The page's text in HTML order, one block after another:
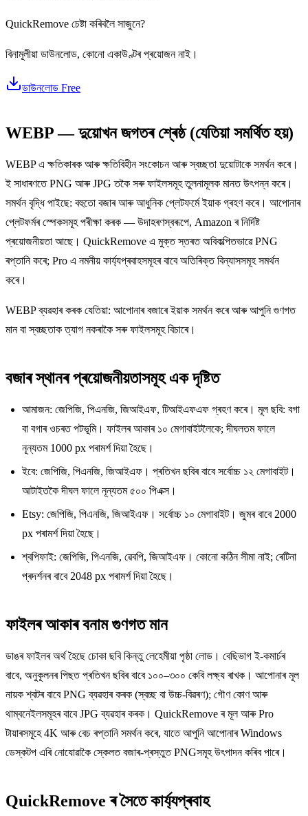
QuickRemove চেষ্টা কৰিবলৈ সাজুনে?
বিনামূলীয়া ডাউনলোড, কোনো একাউণ্টৰ প্ৰয়োজন নাই।
ডাউনলোড Free
WEBP — দুয়োখন জগতৰ শ্ৰেষ্ঠ (যেতিয়া সমৰ্থিত হয়)
WEBP এ ক্ষতিকাৰক আৰু ক্ষতিবিহীন সংকোচন আৰু স্বচ্ছতা দুয়োটাকে সমৰ্থন কৰে।
ই সাধাৰণতে PNG আৰু JPG তকৈ সৰু ফাইলসমূহ তুলনামূলক মানত উৎপন্ন কৰে।
সমৰ্থন বৃদ্ধি পাইছে: বহুতো বজাৰ আৰু আধুনিক প্লেটফৰ্মে ইয়াক গ্ৰহণ কৰে। আপোনাৰ
প্লেটফৰ্মৰ স্পেকসমূহ পৰীক্ষা কৰক — উদাহৰণস্বৰূপে, Amazon ৰ নিৰ্দিষ্ট
প্ৰয়োজনীয়তা আছে। QuickRemove এ মুক্ত স্তৰত অবিকল্পিতভাৱে PNG
ৰপ্তানি কৰে; Pro এ নমনীয় কাৰ্য্যপ্ৰবাহসমূহৰ বাবে অতিৰিক্ত বিন্যাসসমূহ সমৰ্থন
কৰে।
WEBP ব্যৱহাৰ কৰক যেতিয়া: আপোনাৰ বজাৰে ইয়াক সমৰ্থন কৰে আৰু আপুনি গুণগত
মান বা স্বচ্ছতাক ত্যাগ নকৰাকৈ সৰু ফাইলসমূহ বিচাৰে।
বজাৰ স্থানৰ প্ৰয়োজনীয়তাসমূহ এক দৃষ্টিত
আমাজন: জেপিজি, পিএনজি, জিআইএফ, টিআইএফএফ গ্ৰহণ কৰে। মূল ছবি: বগা
বা বগাৰ ওচৰত পটভূমি। ফাইলৰ আকাৰ ১০ মেগাবাইটলৈকে; দীঘলতম ফালে
নূন্যতম 1000 px পৰামৰ্শ দিয়া হৈছে।
ইবে: জেপিজি, পিএনজি, জিআইএফ। প্ৰতিখন ছবিৰ বাবে সৰ্বোচ্চ ১২ মেগাবাইট।
আটাইতকৈ দীঘল ফালে নূন্যতম ৫০০ পিএক্স।
Etsy: জেপিজি, পিএনজি, জিআইএফ। সৰ্বোচ্চ ১০ মেগাবাইট। জুমৰ বাবে 2000
px পৰামৰ্শ দিয়া হৈছে।
শ্বপিফাই: জেপিজি, পিএনজি, ৱেবপি, জিআইএফ। কোনো কঠিন সীমা নাই; ৰেটিনা
প্ৰদৰ্শনৰ বাবে 2048 px পৰামৰ্শ দিয়া হৈছে।
ফাইলৰ আকাৰ বনাম গুণগত মান
ডাঙৰ ফাইলৰ অৰ্থ হৈছে চোকা ছবি কিন্তু লেহেমীয়া পৃষ্ঠা লোড। বেছিভাগ ই-কমাৰ্চৰ
বাবে, অনুকূলনৰ পিছত প্ৰতিখন ছবিৰ বাবে ১০০–৩০০ কেবি লক্ষ্য ৰাখক। আপোনাৰ মূল
নায়ক শ্বটৰ বাবে PNG ব্যৱহাৰ কৰক (স্বচ্ছ বা উচ্চ-বিৱৰণ); গৌণ কোণ আৰু
থাম্বনেইলসমূহৰ বাবে JPG ব্যৱহাৰ কৰক। QuickRemove ৰ মূল আৰু Pro
টায়াৰসমূহে 4K আৰু বেচ ৰপ্তানি সমৰ্থন কৰে, যাতে আপুনি আপোনাৰ Windows
ডেস্কটপ এৰি নোযোৱাকৈ স্কেলত বজাৰ-প্ৰস্তুত PNGসমূহ উৎপাদন কৰিব পাৰে।
QuickRemove ৰ সৈতে কাৰ্য্যপ্ৰবাহ